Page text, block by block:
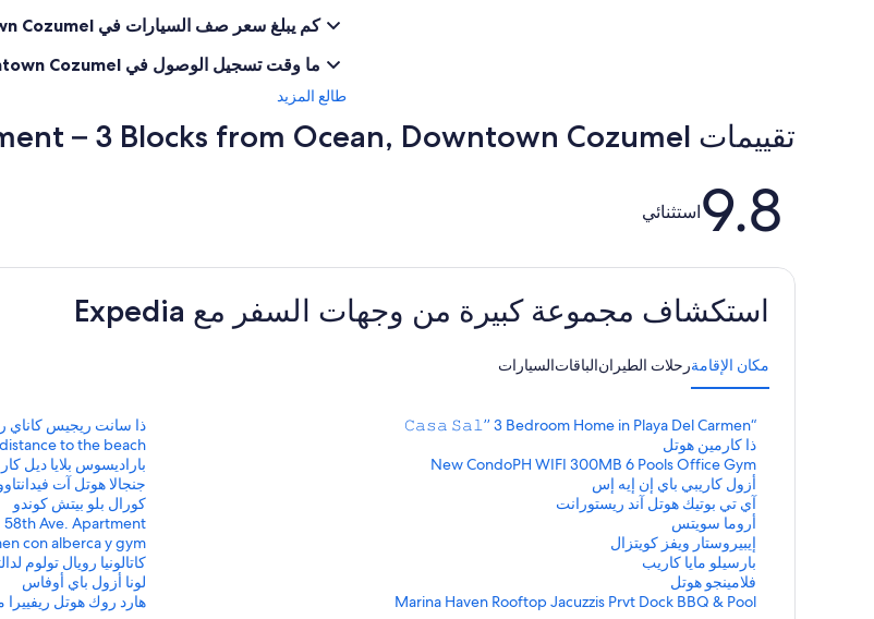
كم يبلغ سعر صف السيارات في Sunny Garden Apartment – 3 Blocks from Ocean, Downtown Cozumel؟
ما وقت تسجيل الوصول في Sunny Garden Apartment – 3 Blocks from Ocean, Downtown Cozumel؟
طالع المزيد
تقييمات ⁦Sunny Garden Apartment – 3 Blocks from Ocean, Downtown Cozumel⁩
التقييمات
9.8استثنائي
استكشاف مجموعة كبيرة من وجهات السفر مع Expedia
مكان الإقامةرحلات الطيرانالباقاتالسيارات
“𝙲𝚊𝚜𝚊 𝚂𝚊𝚕’’ 3 Bedroom Home in Playa Del Carmen
ر
ا
ب
ط
ق
ي
ا
س
ي
ل
ذا سانت ريجيس كاناير
ا
ب
ط
ق
ي
ا
س
ي
ل
ذا كارمين هوتلر
ا
ب
ط
ق
ي
ا
س
ي
to the beach
ر
ا
ب
ط
ق
ي
ا
س
ي
New CondoPH WIFI 300MB 6 Pools Office Gym
ر
ا
ب
ط
ق
ي
ا
س
باراديسوس بلايا ديل
ر
ا
ب
ط
ق
ي
ا
س
أزول كاريبي باي إن إيه إس
ر
ا
ب
ط
ق
ي
ا
جنجالا هوتل آت
ر
ا
ب
ط
ق
ي
ا
آي تي بوتيك هوتل آند ريستورانت
ر
ا
ب
ط
ق
ي
كورال بلو بيتش كوندو
ر
ا
ب
ط
ق
ي
أروما سويتس
ر
ا
ب
ط
ق
58th Ave. Apartment
ر
ا
ب
ط
ق
إيبيروستار ويفز كويتزال
ر
ا
ب
ط
con alberca y gym
ر
ا
ب
ط
بارسيلو مايا كاريب
ر
ا
ب
كاتالونيا رويال تولوم
ر
ا
ب
فلامينجو هوتل
ر
ا
لونا أزول باي أوفاس
ر
ا
Marina Haven Rooftop Jacuzzis Prvt Dock BBQ & Pool
ر
هارد روك هوتل ريفييرا
ر